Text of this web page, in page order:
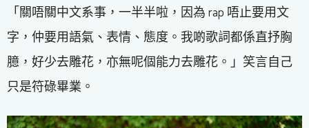
「關唔關中文系事，一半半啦，因為 rap 唔止要用文
字，仲要用語氣、表情、態度。我啲歌詞都係直抒胸
臆，好少去雕花，亦無呢個能力去雕花。」笑言自己
只是符碌畢業。